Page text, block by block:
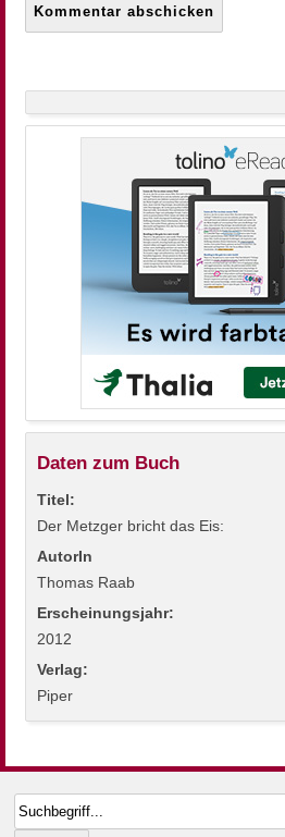
Daten zum Buch
Titel:
Der Metzger bricht das Eis:
AutorIn
Thomas Raab
Erscheinungsjahr:
2012
Verlag:
Piper